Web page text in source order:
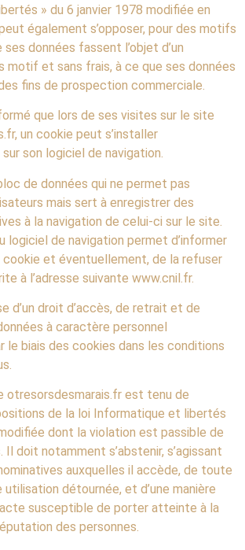
» du 6 janvier 1978 modifiée en
également s’opposer, pour des motifs
données fassent l’objet d’un
motif et sans frais, à ce que ses données
fins de prospection commerciale.
que lors de ses visites sur le site
un cookie peut s’installer
son logiciel de navigation.
de données qui ne permet pas
mais sert à enregistrer des
à la navigation de celui-ci sur le site.
logiciel de navigation permet d’informer
cookie et éventuellement, de la refuser
à l’adresse suivante www.cnil.fr.
d’un droit d’accès, de retrait et de
à caractère personnel
le biais des cookies dans les conditions
otresorsdesmarais.fr est tenu de
de la loi Informatique et libertés
dont la violation est passible de
doit notamment s’abstenir, s’agissant
auxquelles il accède, de toute
détournée, et d’une manière
susceptible de porter atteinte à la
des personnes.